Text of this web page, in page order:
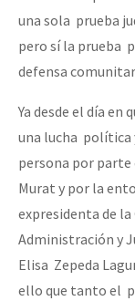
una sola prueba
pero sí la prueba
defensa
Ya desde el día en
una lucha política
persona por parte
Murat y por la
expresidenta de
Administración y
Elisa Zepeda
ello que tanto el